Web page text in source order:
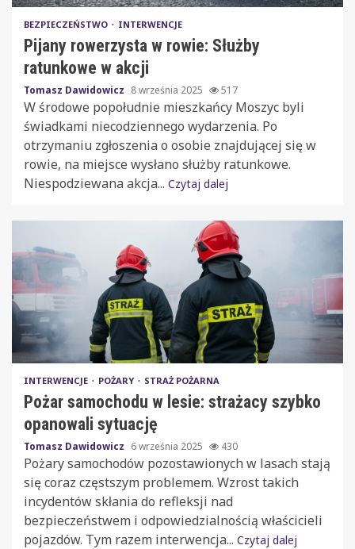
BEZPIECZEŃSTWO INTERWENCJE
Pijany rowerzysta w rowie: Służby
ratunkowe w akcji
Tomasz Dawidowicz 8 września 2025 517
W środowe popołudnie mieszkańcy Moszyc byli
świadkami niecodziennego wydarzenia. Po
otrzymaniu zgłoszenia o osobie znajdującej się w
rowie, na miejsce wysłano służby ratunkowe.
Niespodziewana akcja... Czytaj dalej
INTERWENCJE POŻARY STRAŻ POŻARNA
Pożar samochodu w lesie: strażacy szybko
opanowali sytuację
Tomasz Dawidowicz 6 września 2025 430
Pożary samochodów pozostawionych w lasach stają
się coraz częstszym problemem. Wzrost takich
incydentów skłania do refleksji nad
bezpieczeństwem i odpowiedzialnością właścicieli
pojazdów. Tym razem interwencja... Czytaj dalej